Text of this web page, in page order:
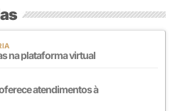
na plataforma virtual
atendimentos à